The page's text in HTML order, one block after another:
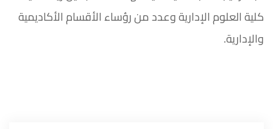
كلية العلوم الإدارية وعدد من رؤساء الأقسام الأكاديمية
والإدارية.